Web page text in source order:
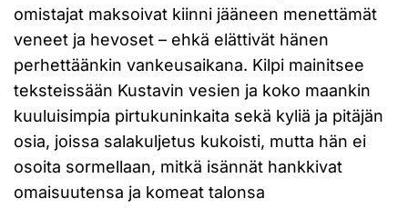
omistajat maksoivat kiinni jääneen menettämät
veneet ja hevoset – ehkä elättivät hänen
perhettäänkin vankeusaikana. Kilpi mainitsee
teksteissään Kustavin vesien ja koko maankin
kuuluisimpia pirtukuninkaita sekä kyliä ja pitäjän
osia, joissa salakuljetus kukoisti, mutta hän ei
osoita sormellaan, mitkä isännät hankkivat
omaisuutensa ja komeat talonsa